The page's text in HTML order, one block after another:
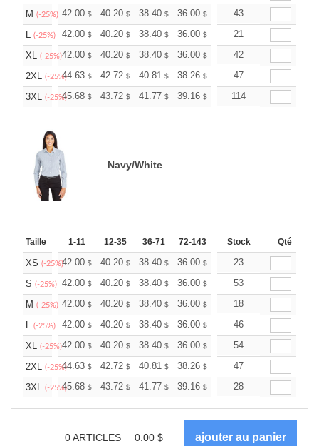
M (-25%) 42.00 $ 40.20 $ 38.40 $ 36.00 $ 34.20$
43
L (-25%) 42.00 $ 40.20 $ 38.40 $ 36.00 $ 34.20$
21
XL (-25%)42.00 $ 40.20 $ 38.40 $ 36.00 $ 34.20$
42
2XL (-25%)44.63 $ 42.72 $ 40.81 $ 38.26 $ 36.34$
47
3XL (-25%)45.68 $ 43.72 $ 41.77 $ 39.16 $ 37.20$
114
Navy/White
Taille 1-11 12-35 36-71 72-143 144-287 288 +
Stock Qté
XS (-25%)42.00 $ 40.20 $ 38.40 $ 36.00 $ 34.20$
23
S (-25%) 42.00 $ 40.20 $ 38.40 $ 36.00 $ 34.20$
53
M (-25%) 42.00 $ 40.20 $ 38.40 $ 36.00 $ 34.20$
18
L (-25%) 42.00 $ 40.20 $ 38.40 $ 36.00 $ 34.20$
46
XL (-25%)42.00 $ 40.20 $ 38.40 $ 36.00 $ 34.20$
54
2XL (-25%)44.63 $ 42.72 $ 40.81 $ 38.26 $ 36.34$
47
3XL (-25%)45.68 $ 43.72 $ 41.77 $ 39.16 $ 37.20$
28
0ARTICLES 0.00 $